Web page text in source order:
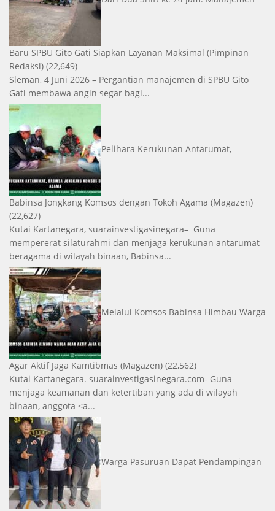
Baru SPBU Gito Gati Siapkan Layanan Maksimal (Pimpinan
Redaksi) (22,649)
Sleman, 4 Juni 2026 – Pergantian manajemen di SPBU Gito
Gati membawa angin segar bagi...
Pelihara Kerukunan Antarumat,
Babinsa Jongkang Komsos dengan Tokoh Agama (Magazen)
(22,627)
Kutai Kartanegara, suarainvestigasinegara– Guna
mempererat silaturahmi dan menjaga kerukunan antarumat
beragama di wilayah binaan, Babinsa...
Melalui Komsos Babinsa Himbau Warga
Agar Aktif Jaga Kamtibmas (Magazen) (22,562)
Kutai Kartanegara. suarainvestigasinegara.com- Guna
menjaga keamanan dan ketertiban yang ada di wilayah
binaan, anggota <a...
Warga Pasuruan Dapat Pendampingan